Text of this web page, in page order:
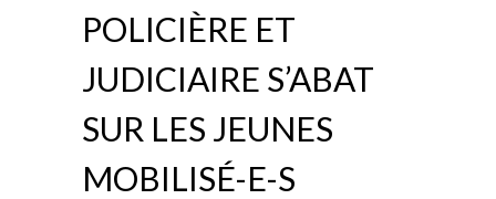
POLICIÈRE ET
JUDICIAIRE S’ABAT
SUR LES JEUNES
MOBILISÉ-E-S